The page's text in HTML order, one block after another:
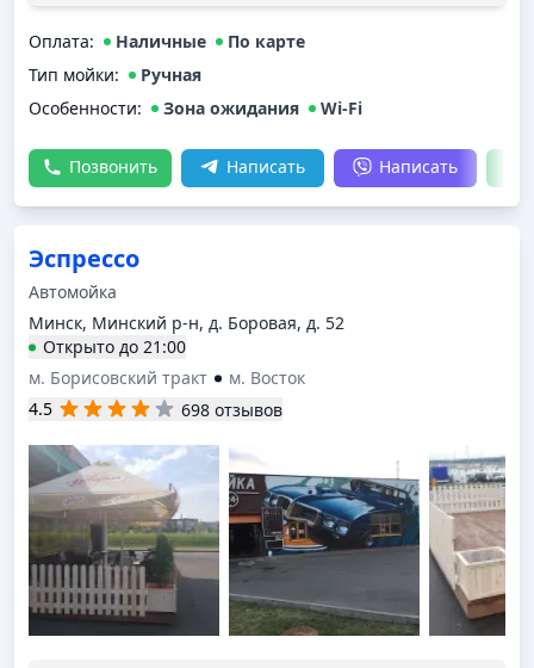
точно ещё приеду на зимнюю защиту кузова. Спасибо
ребята!
Оплата: Наличные
По карте
Тип мойки:
Ручная
Особенности:
Зона ожидания Wi-Fi
Позвонить Написать Написать
Эспрессо
Автомойка
Минск, Минский р-н, д. Боровая, д. 52
Открыто до 21:00
м. Борисовский тракт
м. Восток
4.5
698 отзывов